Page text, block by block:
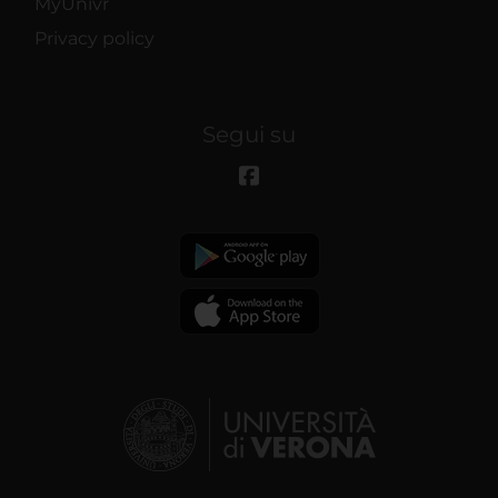
Privacy policy
Segui su